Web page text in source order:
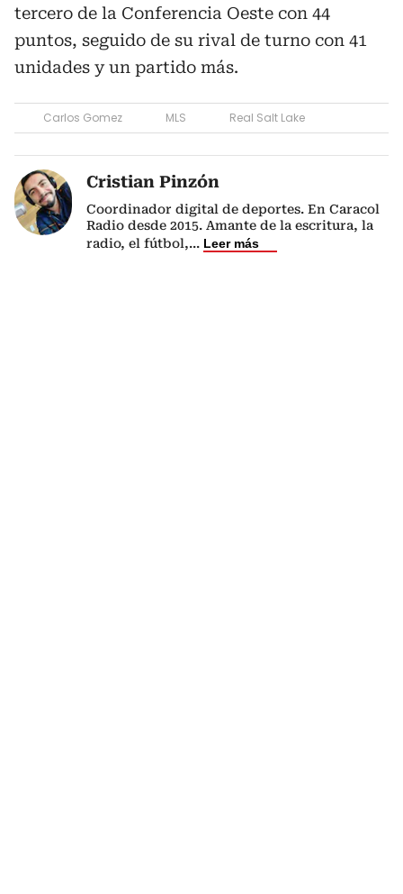
tercero de la Conferencia Oeste con 44
puntos, seguido de su rival de turno con 41
unidades y un partido más.
Carlos Gomez MLS Real Salt Lake
Cristian Pinzón
Coordinador digital de deportes. En Caracol
Radio desde 2015. Amante de la escritura, la
radio, el fútbol,... Leer más